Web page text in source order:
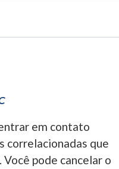
em contato
correlacionadas que
pode cancelar o